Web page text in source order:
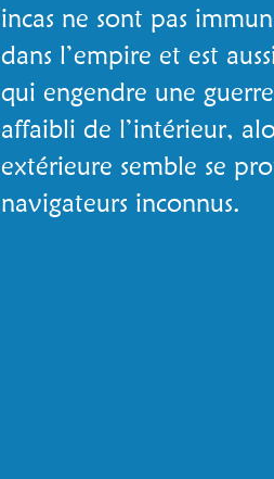
incas ne sont pas
dans l’empire et est
qui engendre une
affaibli de l’intérieur,
extérieure semble se
navigateurs inconnus.